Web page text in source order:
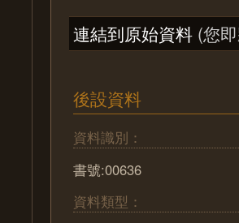
連結到原始資料 (您
後設資料
資料識別：
書號:00636
資料類型：